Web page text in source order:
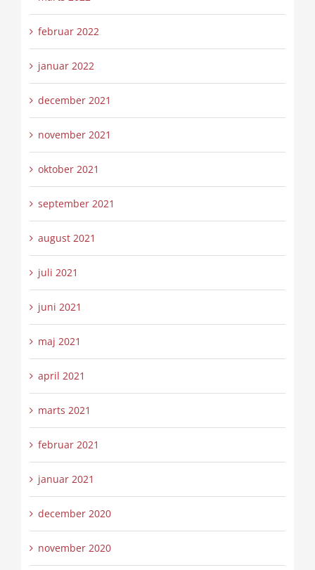
februar 2022
januar 2022
december 2021
november 2021
oktober 2021
september 2021
august 2021
juli 2021
juni 2021
maj 2021
april 2021
marts 2021
februar 2021
januar 2021
december 2020
november 2020